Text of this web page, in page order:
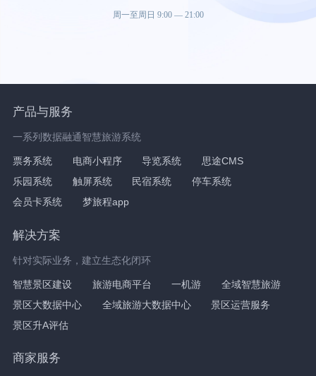
周一至周日 9:00 — 21:00
产品与服务
一系列数据融通智慧旅游系统
票务系统 电商小程序 导览系统
思途CMS
乐园系统
触屏系统 民宿系统
停车系统
会员卡系统
梦旅程app
解决方案
针对实际业务，建立生态化闭环
智慧景区建设 旅游电商平台 一机游
全域智慧旅游
景区大数据中心
全域旅游大数据中心
景区运营服务
景区升A评估
商家服务